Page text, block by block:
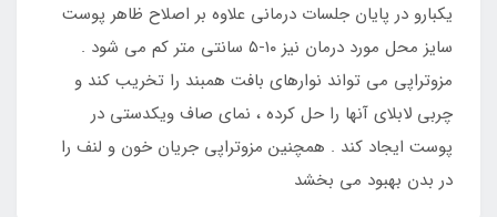
یکبارو در پایان جلسات درمانی علاوه بر اصلاح ظاهر پوست
سایز محل مورد درمان نیز ۱۰-۵ سانتی متر کم می شود .
مزوتراپی می تواند نوارهای بافت همبند را تخریب کند و
چربی لابلای آنها را حل کرده ، نمای صاف ویکدستی در
پوست ایجاد کند . همچنین مزوتراپی جریان خون و لنف را
در بدن بهبود می بخشد